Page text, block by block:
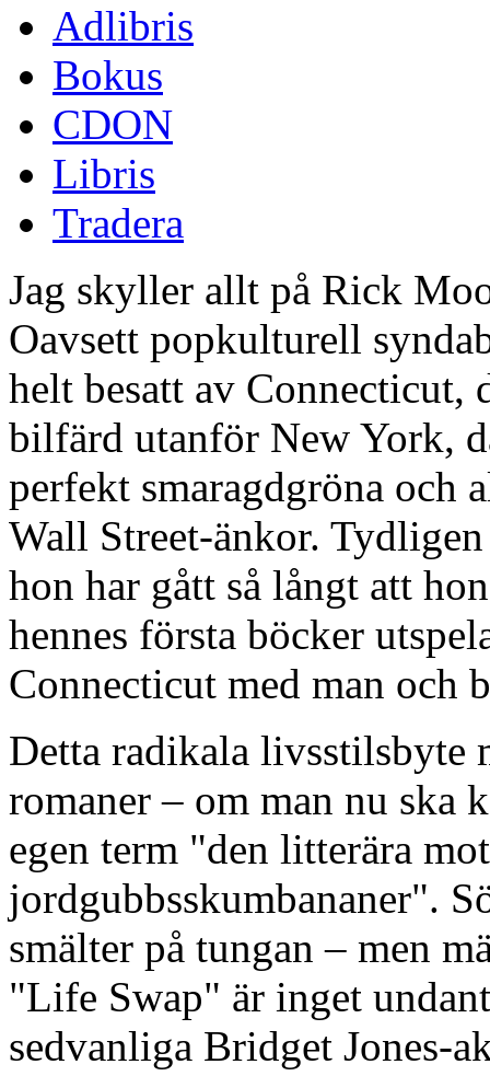
Adlibris
Bokus
CDON
Libris
Tradera
Jag skyller allt på Rick
Oavsett popkulturell
helt besatt av Connecticut,
bilfärd utanför New York,
perfekt smaragdgröna och
Wall Street-änkor.
hon har gått så långt att
hennes första böcker
Connecticut med man och
Detta radikala livsstilsbyte
romaner – om man nu ska
egen term "den litterära
jordgubbsskumbananer".
smälter på tungan – men
"Life Swap" är inget
sedvanliga Bridget Jones-